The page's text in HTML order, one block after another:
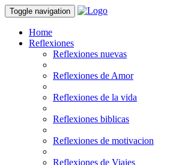
Toggle navigation
Home
Reflexiones
Reflexiones nuevas
Reflexiones de Amor
Reflexiones de la vida
Reflexiones biblicas
Reflexiones de motivacion
Reflexiones de Viajes